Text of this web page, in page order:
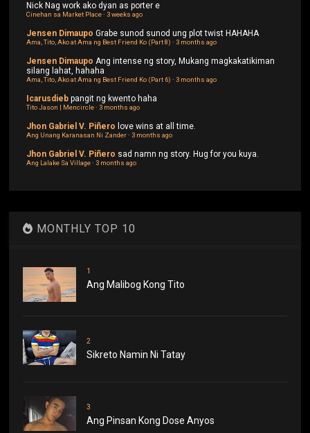
Nick Nag work ako dyan as porter e
Cinehan sa Market Place·3 weeks ago
Jensen Dimaupo Grabe sunod sunod ung plot twist HAHAHA
Ama, Tito, Ako at Ama ng Best Friend Ko (Part 8) ·3 months ago
Jensen Dimaupo Ang intense ng story, Mukang magkakatikiman
silang lahat, hahaha
Ama, Tito, Ako at Ama ng Best Friend Ko (Part 6) ·3 months ago
Icarusdieb pangit ng kwento haha
Tito Jason | Mencircle·3 months ago
Jhon Gabriel V. Piñero love wins at all time.
Ang Unang Karanasan Ni Zander·3 months ago
Jhon Gabriel V. Piñero sad namn ng story. Hug for you kuya.
Ang Lalake Sa Village·3 months ago
MONTHLY TOP 10
1
Ang Malibog Kong Tito
2
Sikreto Namin Ni Tatay
3
Ang Pinsan Kong Dose Anyos